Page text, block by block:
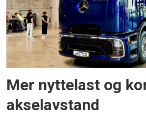
Mer nyttelast og
akselavstand